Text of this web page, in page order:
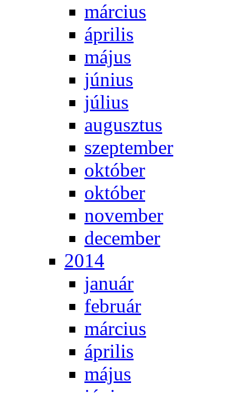
már­ci­us
áp­ri­lis
má­jus
jú­ni­us
jú­li­us
au­gusz­tus
szep­tem­ber
ok­tó­ber
ok­tó­ber
no­vem­ber
de­cem­ber
2014
ja­nu­ár
feb­ru­ár
már­ci­us
áp­ri­lis
má­jus